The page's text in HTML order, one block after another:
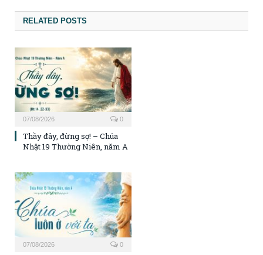
RELATED POSTS
07/08/2026 0
Thầy đây, đừng sợ! – Chúa
Nhật 19 Thường Niên, năm A
07/08/2026 0